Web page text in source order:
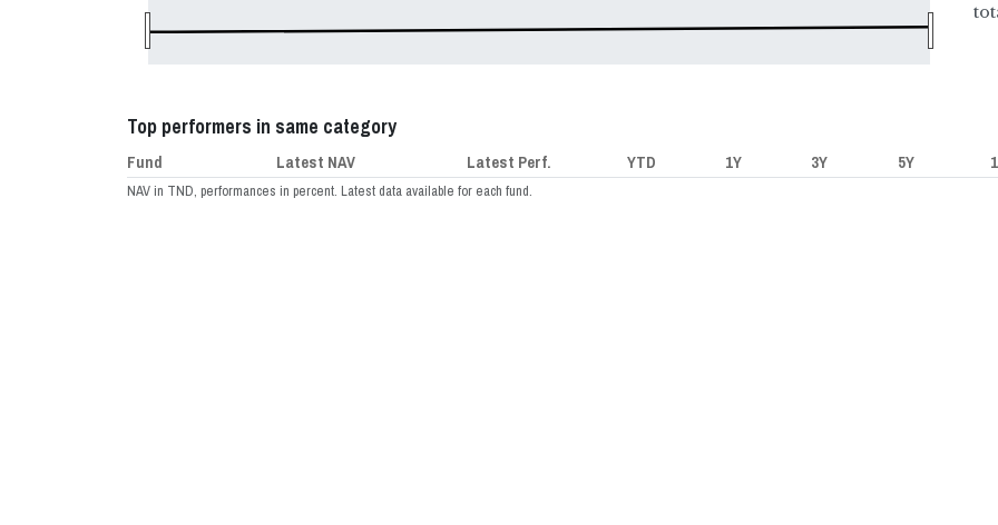
Top performers in same category
NAV in TND, performances in percent. Latest data available for each fund.
Fund Latest NAV Latest Perf. YTD 1Y 3Y 5Y